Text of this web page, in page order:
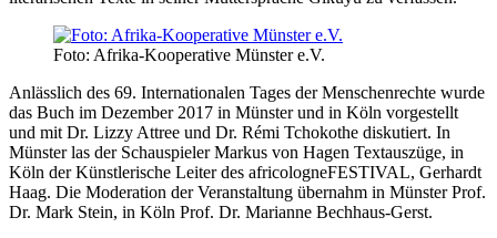
Foto: Afrika-Kooperative Münster e.V.
Anlässlich des 69. Internationalen Tages der Menschenrechte wurde
das Buch im Dezember 2017 in Münster und in Köln vorgestellt
und mit Dr. Lizzy Attree und Dr. Rémi Tchokothe diskutiert. In
Münster las der Schauspieler Markus von Hagen Textauszüge, in
Köln der Künstlerische Leiter des africologneFESTIVAL, Gerhardt
Haag. Die Moderation der Veranstaltung übernahm in Münster Prof.
Dr. Mark Stein, in Köln Prof. Dr. Marianne Bechhaus-Gerst.